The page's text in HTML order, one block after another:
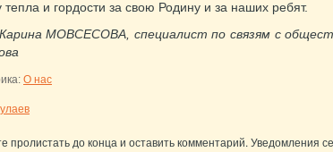
тепла и гордости за свою Родину и за наших ребят.
МОВСЕСОВА, специалист по связям с
О нас
пролистать до конца и оставить комментарий. Уведомления